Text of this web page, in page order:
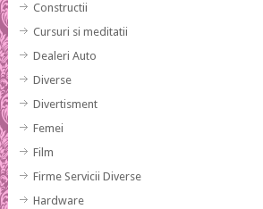
Constructii
Cursuri si meditatii
Dealeri Auto
Diverse
Divertisment
Femei
Film
Firme Servicii Diverse
Hardware